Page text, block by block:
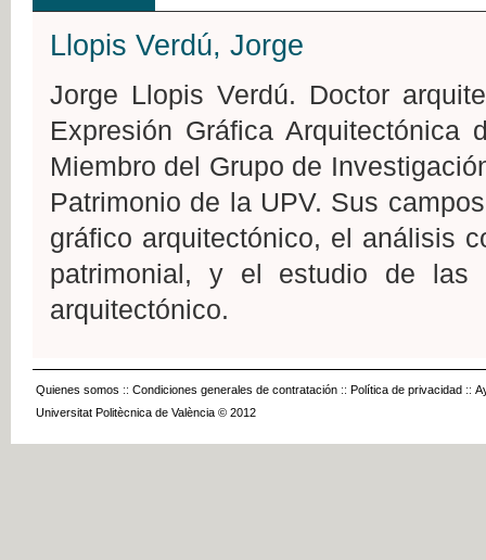
Llopis Verdú, Jorge
Jorge Llopis Verdú. Doctor
Expresión Gráfica Arquitectónica
Miembro del Grupo de
Patrimonio de la UPV. Sus
gráfico arquitectónico, el análisis
patrimonial, y el estudio de las
arquitectónico.
Quienes somos :: Condiciones generales de contratación :: Política de privacidad ::
Universitat Politècnica de València © 2012